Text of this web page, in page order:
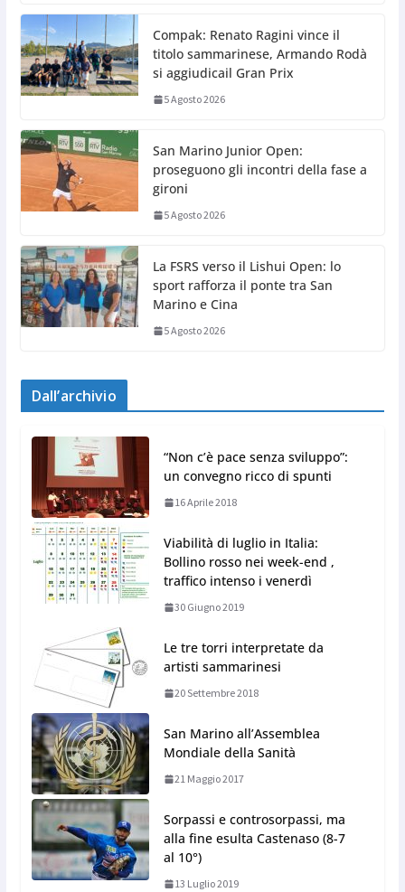
Compak: Renato Ragini vince il
titolo sammarinese, Armando Rodà
si aggiudicail Gran Prix
5 Agosto 2026
San Marino Junior Open:
proseguono gli incontri della fase a
gironi
5 Agosto 2026
La FSRS verso il Lishui Open: lo
sport rafforza il ponte tra San
Marino e Cina
5 Agosto 2026
Dall’archivio
“Non c’è pace senza sviluppo”:
un convegno ricco di spunti
16 Aprile 2018
Viabilità di luglio in Italia:
Bollino rosso nei week-end ,
traffico intenso i venerdì
30 Giugno 2019
Le tre torri interpretate da
artisti sammarinesi
20 Settembre 2018
San Marino all’Assemblea
Mondiale della Sanità
21 Maggio 2017
Sorpassi e controsorpassi, ma
alla fine esulta Castenaso (8-7
al 10°)
13 Luglio 2019